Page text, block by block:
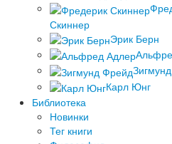
Скиннер
Эрик Берн
Карл Юнг
Библиотека
Новинки
Тег книги